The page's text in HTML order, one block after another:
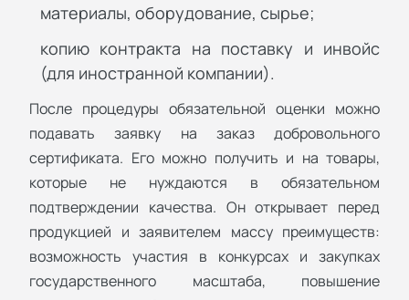
материалы, оборудование, сырье;
копию контракта на поставку и инвойс
(для иностранной компании).
После процедуры обязательной оценки можно
подавать заявку на заказ добровольного
сертификата. Его можно получить и на товары,
которые не нуждаются в обязательном
подтверждении качества. Он открывает перед
продукцией и заявителем массу преимуществ:
возможность участия в конкурсах и закупках
государственного масштаба, повышение